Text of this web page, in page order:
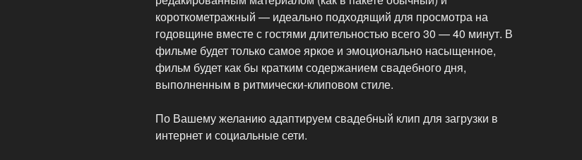
короткометражный — идеально подходящий для просмотра на
годовщине вместе с гостями длительностью всего 30 — 40 минут. В
фильме будет только самое яркое и эмоционально насыщенное,
фильм будет как бы кратким содержанием свадебного дня,
выполненным в ритмически-клиповом стиле.
По Вашему желанию адаптируем свадебный клип для загрузки в
интернет и социальные сети.